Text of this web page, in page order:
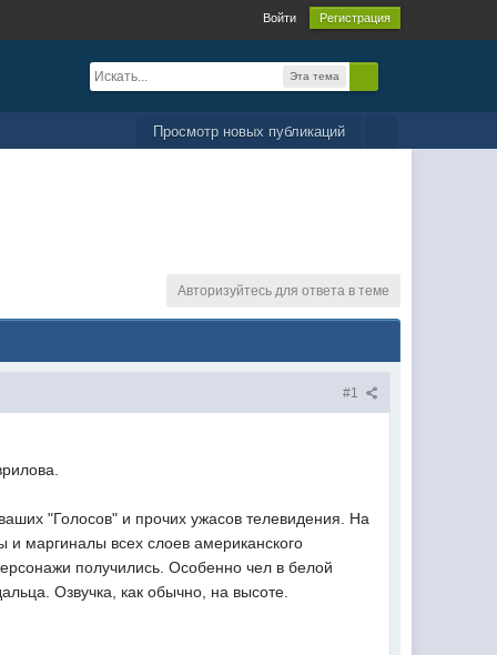
Войти Регистрация
Эта тема
Просмотр новых публикаций
Авторизуйтесь для ответа в теме
#1
"Голосов" и прочих ужасов телевидения. На
маргиналы всех слоев американского
получились. Особенно чел в белой
Озвучка, как обычно, на высоте.